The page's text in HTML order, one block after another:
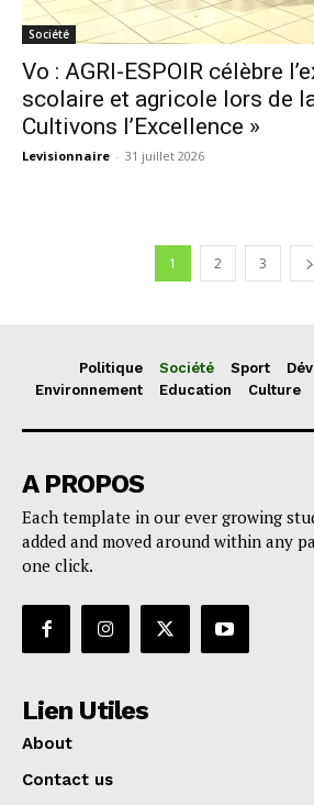
Société
Vo : AGRI-ESPOIR célèbre
scolaire et agricole lors de
Cultivons l’Excellence »
Levisionnaire - 31 juillet 2026
1 2 3
Politique Société Sport
Environnement
Education Culture
A PROPOS
Each template in our ever growing
added and moved around within any
one click.
Lien Utiles
About
Contact us